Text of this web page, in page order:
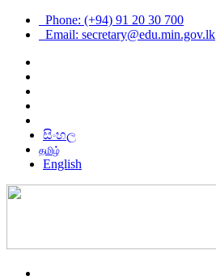
Phone: (+94) 91 20 30 700
Email: secretary@edu.min.gov.lk
සිංහල
தமிழ்
English